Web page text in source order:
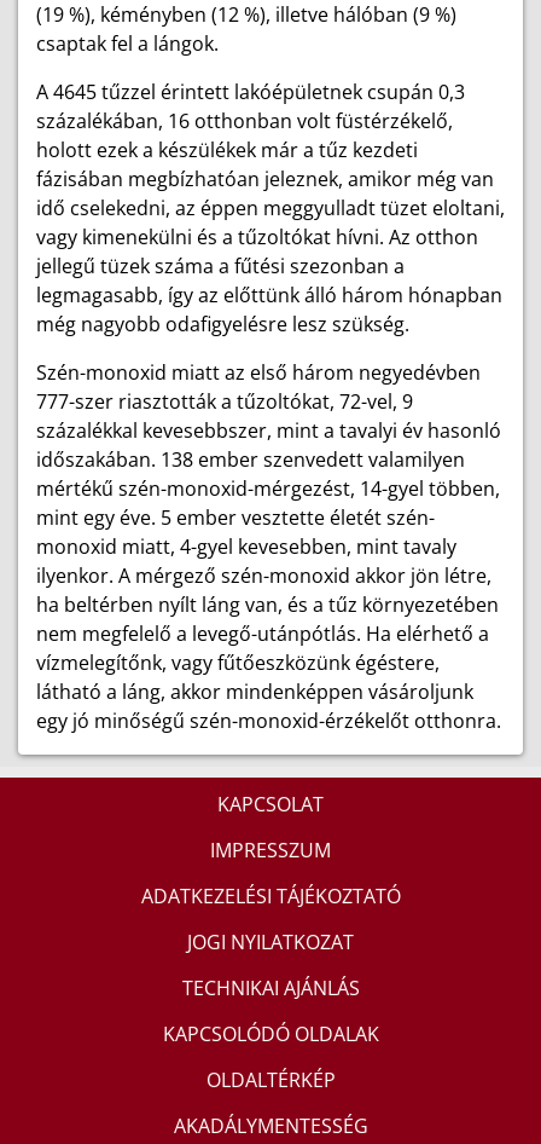
(19 %), kéményben (12 %), illetve hálóban (9 %)
csaptak fel a lángok.
A 4645 tűzzel érintett lakóépületnek csupán 0,3
százalékában, 16 otthonban volt füstérzékelő,
holott ezek a készülékek már a tűz kezdeti
fázisában megbízhatóan jeleznek, amikor még van
idő cselekedni, az éppen meggyulladt tüzet eloltani,
vagy kimenekülni és a tűzoltókat hívni. Az otthon
jellegű tüzek száma a fűtési szezonban a
legmagasabb, így az előttünk álló három hónapban
még nagyobb odafigyelésre lesz szükség.
Szén-monoxid miatt az első három negyedévben
777-szer riasztották a tűzoltókat, 72-vel, 9
százalékkal kevesebbszer, mint a tavalyi év hasonló
időszakában. 138 ember szenvedett valamilyen
mértékű szén-monoxid-mérgezést, 14-gyel többen,
mint egy éve. 5 ember vesztette életét szén-
monoxid miatt, 4-gyel kevesebben, mint tavaly
ilyenkor. A mérgező szén-monoxid akkor jön létre,
ha beltérben nyílt láng van, és a tűz környezetében
nem megfelelő a levegő-utánpótlás. Ha elérhető a
vízmelegítőnk, vagy fűtőeszközünk égéstere,
látható a láng, akkor mindenképpen vásároljunk
egy jó minőségű szén-monoxid-érzékelőt otthonra.
KAPCSOLAT
IMPRESSZUM
ADATKEZELÉSI TÁJÉKOZTATÓ
JOGI NYILATKOZAT
TECHNIKAI AJÁNLÁS
KAPCSOLÓDÓ OLDALAK
OLDALTÉRKÉP
AKADÁLYMENTESSÉG